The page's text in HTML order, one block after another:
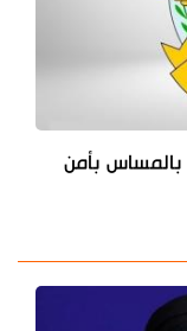
بالمساس بأمن